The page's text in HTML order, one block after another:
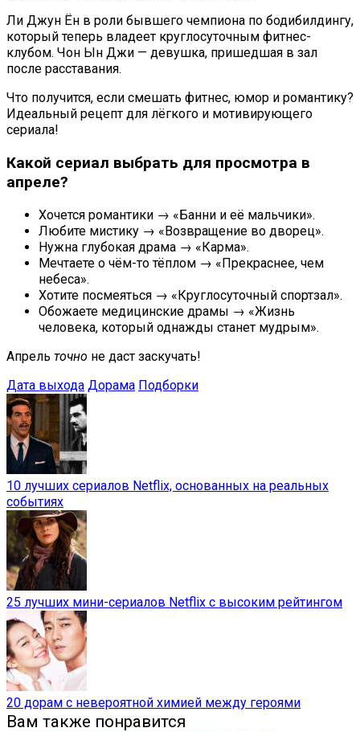
Ли Джун Ён в роли бывшего чемпиона по бодибилдингу,
который теперь владеет круглосуточным фитнес-
клубом. Чон Ын Джи — девушка, пришедшая в зал
после расставания.
Что получится, если смешать фитнес, юмор и романтику?
Идеальный рецепт для лёгкого и мотивирующего
сериала!
Какой сериал выбрать для просмотра в
апреле?
Хочется романтики → «Банни и её мальчики».
Любите мистику → «Возвращение во дворец».
Нужна глубокая драма → «Карма».
Мечтаете о чём-то тёплом → «Прекраснее, чем
небеса».
Хотите посмеяться → «Круглосуточный спортзал».
Обожаете медицинские драмы → «Жизнь
человека, который однажды станет мудрым».
Апрель точно не даст заскучать!
Дата выхода Дорама Подборки
10 лучших сериалов Netflix, основанных на реальных
событиях
25 лучших мини-сериалов Netflix с высоким рейтингом
20 дорам с невероятной химией между героями
Вам также понравится